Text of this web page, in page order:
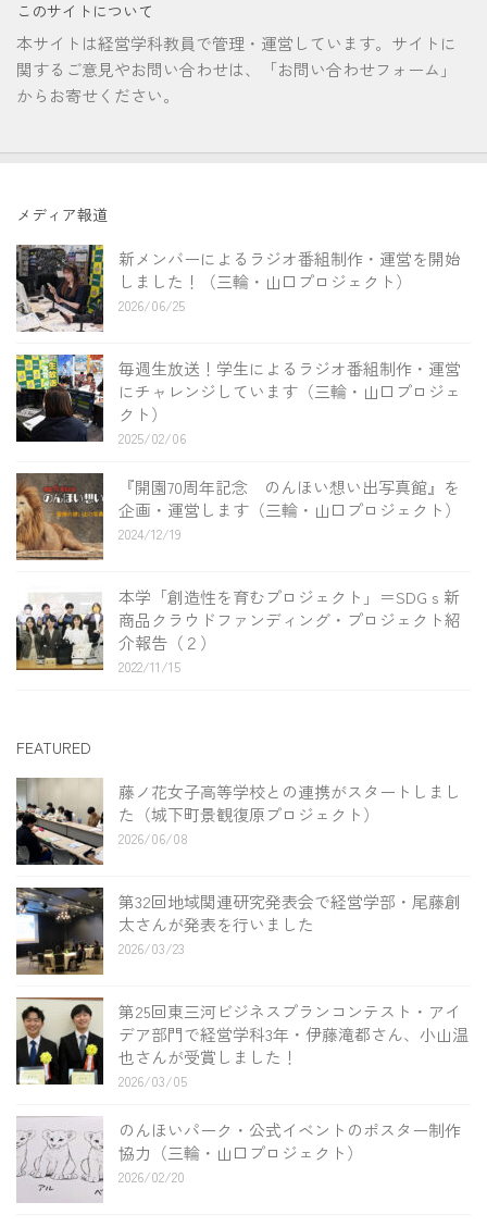
このサイトについて
本サイトは経営学科教員で管理・運営しています。サイトに
関するご意見やお問い合わせは、「お問い合わせフォーム」
からお寄せください。
メディア報道
新メンバーによるラジオ番組制作・運営を開始
しました！（三輪・山口プロジェクト）
2026/06/25
毎週生放送！学生によるラジオ番組制作・運営
にチャレンジしています（三輪・山口プロジェ
クト）
2025/02/06
『開園70周年記念 のんほい想い出写真館』を
企画・運営します（三輪・山口プロジェクト）
2024/12/19
本学「創造性を育むプロジェクト」＝SDGｓ新
商品クラウドファンディング・プロジェクト紹
介報告（２）
2022/11/15
FEATURED
藤ノ花女子高等学校との連携がスタートしまし
た（城下町景観復原プロジェクト）
2026/06/08
第32回地域関連研究発表会で経営学部・尾藤創
太さんが発表を行いました
2026/03/23
第25回東三河ビジネスプランコンテスト・アイ
デア部門で経営学科3年・伊藤滝都さん、小山温
也さんが受賞しました！
2026/03/05
のんほいパーク・公式イベントのポスター制作
協力（三輪・山口プロジェクト）
2026/02/20